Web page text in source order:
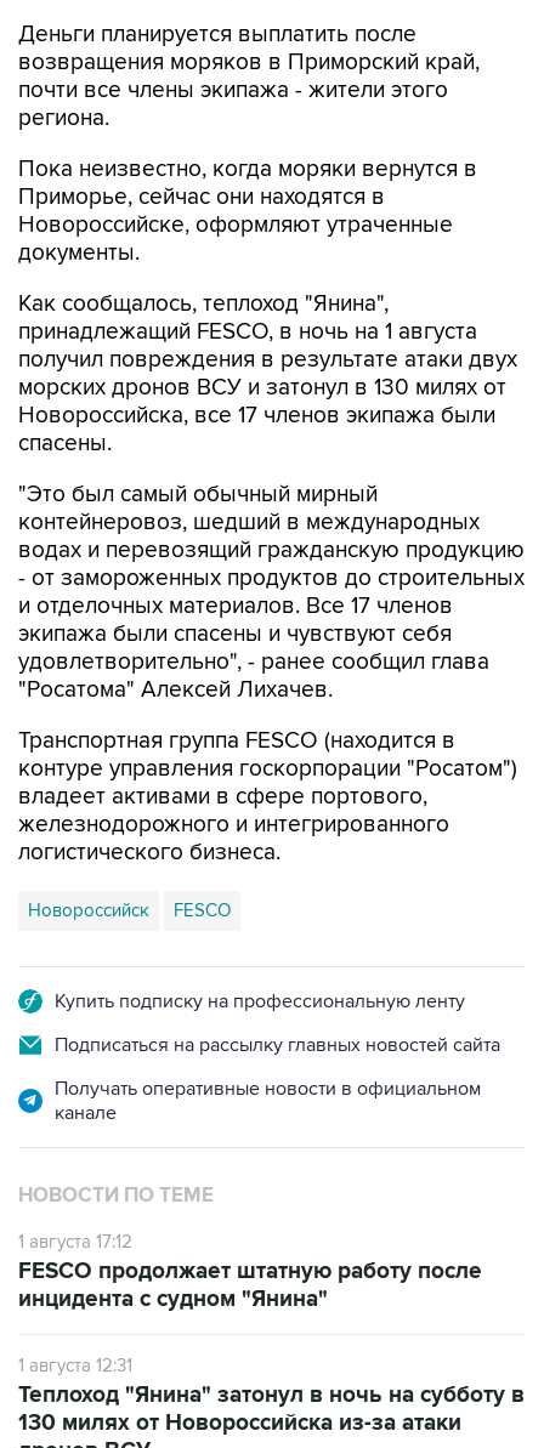
Деньги планируется выплатить после
возвращения моряков в Приморский край,
почти все члены экипажа - жители этого
региона.
Пока неизвестно, когда моряки вернутся в
Приморье, сейчас они находятся в
Новороссийске, оформляют утраченные
документы.
Как сообщалось, теплоход "Янина",
принадлежащий FESCO, в ночь на 1 августа
получил повреждения в результате атаки двух
морских дронов ВСУ и затонул в 130 милях от
Новороссийска, все 17 членов экипажа были
спасены.
"Это был самый обычный мирный
контейнеровоз, шедший в международных
водах и перевозящий гражданскую продукцию
- от замороженных продуктов до строительных
и отделочных материалов. Все 17 членов
экипажа были спасены и чувствуют себя
удовлетворительно", - ранее сообщил глава
"Росатома" Алексей Лихачев.
Транспортная группа FESCO (находится в
контуре управления госкорпорации "Росатом")
владеет активами в сфере портового,
железнодорожного и интегрированного
логистического бизнеса.
Новороссийск FESCO
Купить подписку на профессиональную ленту
Подписаться на рассылку главных новостей сайта
Получать оперативные новости в официальном
канале
НОВОСТИ ПО ТЕМЕ
1 августа 17:12
FESCO продолжает штатную работу после
инцидента с судном "Янина"
1 августа 12:31
Теплоход "Янина" затонул в ночь на субботу в
130 милях от Новороссийска из-за атаки